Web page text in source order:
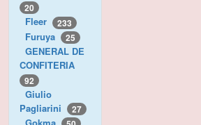
20
Fleer 233
Furuya 25
GENERAL DE
CONFITERIA
92
Giulio
Pagliarini
27